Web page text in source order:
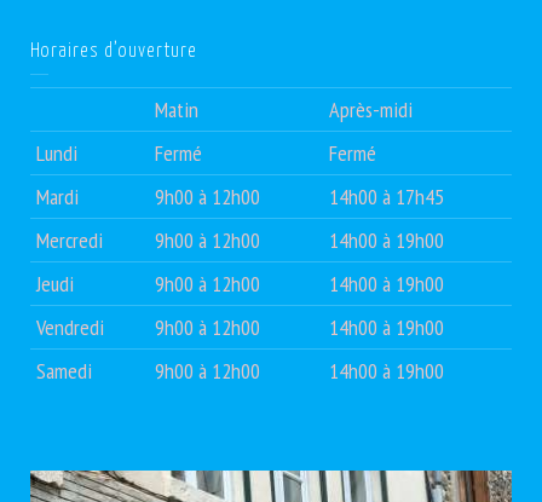
Horaires d’ouverture
Matin
Après-midi
Lundi
Fermé
Fermé
Mardi
9h00 à 12h00
14h00 à 17h45
Mercredi
9h00 à 12h00
14h00 à 19h00
Jeudi
9h00 à 12h00
14h00 à 19h00
Vendredi
9h00 à 12h00
14h00 à 19h00
Samedi
9h00 à 12h00 14h00 à 19h00